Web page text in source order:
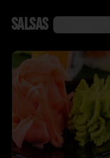
Salsas